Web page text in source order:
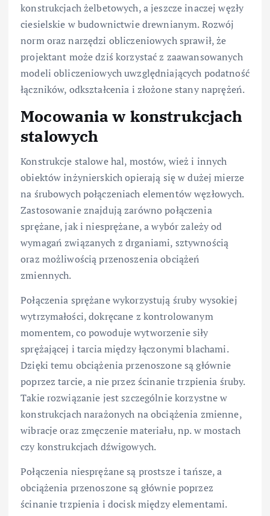
konstrukcjach żelbetowych, a jeszcze inaczej węzły
ciesielskie w budownictwie drewnianym. Rozwój
norm oraz narzędzi obliczeniowych sprawił, że
projektant może dziś korzystać z zaawansowanych
modeli obliczeniowych uwzględniających podatność
łączników, odkształcenia i złożone stany naprężeń.
Mocowania w konstrukcjach
stalowych
Konstrukcje stalowe hal, mostów, wież i innych
obiektów inżynierskich opierają się w dużej mierze
na śrubowych połączeniach elementów węzłowych.
Zastosowanie znajdują zarówno połączenia
sprężane, jak i niesprężane, a wybór zależy od
wymagań związanych z drganiami, sztywnością
oraz możliwością przenoszenia obciążeń
zmiennych.
Połączenia sprężane wykorzystują śruby wysokiej
wytrzymałości, dokręcane z kontrolowanym
momentem, co powoduje wytworzenie siły
sprężającej i tarcia między łączonymi blachami.
Dzięki temu obciążenia przenoszone są głównie
poprzez tarcie, a nie przez ścinanie trzpienia śruby.
Takie rozwiązanie jest szczególnie korzystne w
konstrukcjach narażonych na obciążenia zmienne,
wibracje oraz zmęczenie materiału, np. w mostach
czy konstrukcjach dźwigowych.
Połączenia niesprężane są prostsze i tańsze, a
obciążenia przenoszone są głównie poprzez
ścinanie trzpienia i docisk między elementami.